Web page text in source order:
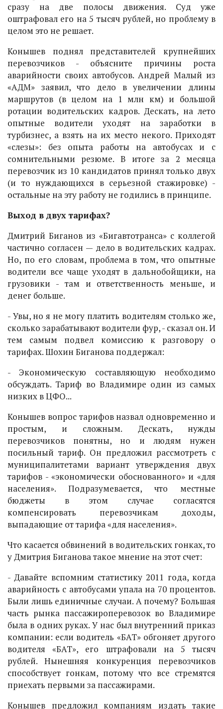
сразу на две полосы движения. Суд уже
оштрафовал его на 5 тысяч рублей, но проблему в
целом это не решает.
Конышев поднял представителей крупнейших
перевозчиков - объясните причины роста
аварийности своих автобусов. Андрей Малый из
«АДМ» заявил, что дело в увеличении длины
маршрутов (в целом на 1 млн км) и большой
ротации водительских кадров. Дескать, на лето
опытные водители уходят на заработки в
турбизнес, а взять на их место некого. Приходят
«слезы»: без опыта работы на автобусах и с
сомнительными резюме. В итоге за 2 месяца
перевозчик из 10 кандидатов принял только двух
(и то нуждающихся в серьезной стажировке) -
остальные на эту работу не годились в принципе.
Выход в двух тарифах?
Дмитрий Биганов из «Бигавтотранса» с коллегой
частично согласен — дело в водительских кадрах.
Но, по его словам, проблема в том, что опытные
водители все чаще уходят в дальнобойщики, на
грузовики - там и ответственность меньше, и
денег больше.
- Увы, но я не могу платить водителям столько же,
сколько зарабатывают водители фур, - сказал он. И
тем самым подвел комиссию к разговору о
тарифах. Шохин Биганова поддержал:
- Экономическую составляющую необходимо
обсуждать. Тариф во Владимире один из самых
низких в ЦФО...
Конышев вопрос тарифов назвал одновременно и
простым, и сложным. Дескать, нужды
перевозчиков понятны, но и людям нужен
посильный тариф. Он предложил рассмотреть с
муниципалитетами вариант утверждения двух
тарифов - «экономически обоснованного» и «для
населения». Подразумевается, что местные
бюджеты в этом случае согласятся
компенсировать перевозчикам доходы,
выпадающие от тарифа «для населения».
Что касается обвинений в водительских гонках, то
у Дмитрия Биганова такое мнение на этот счет:
- Давайте вспомним статистику 2011 года, когда
аварийность с автобусами упала на 70 процентов.
Были лишь единичные случаи. А почему? Большая
часть рынка пассажироперевозок во Владимире
была в одних руках. У нас был внутренний приказ
компании: если водитель «БАТ» обгоняет другого
водителя «БАТ», его штрафовали на 5 тысяч
рублей. Нынешняя конкуренция перевозчиков
способствует гонкам, потому что все стремятся
приехать первыми за пассажирами.
Конышев предложил компаниям издать такие